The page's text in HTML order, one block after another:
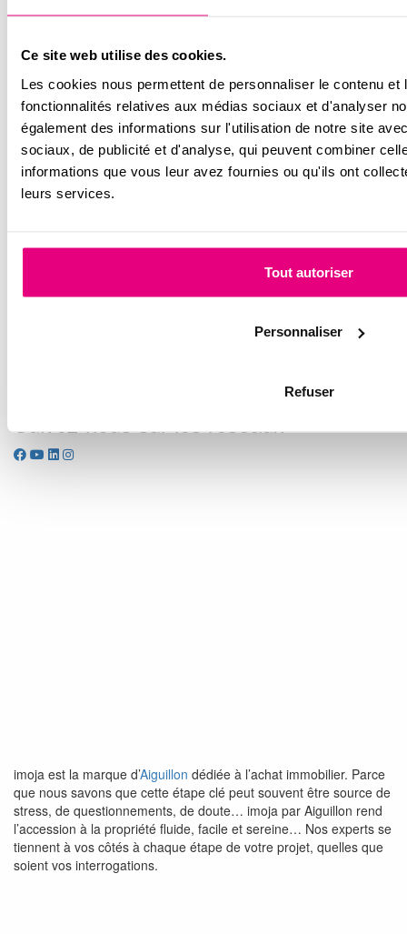
Ce site web utilise des cookies.
Les cookies nous permettent de personnaliser le contenu
fonctionnalités relatives aux médias sociaux et d'analyser
également des informations sur l'utilisation de notre site
sociaux, de publicité et d'analyse, qui peuvent combiner
informations que vous leur avez fournies ou qu'ils ont
leurs services.
Tout autoriser
Personnaliser
Refuser
Départ en vacances : 10 conseils avant de partir !
Départ en vacances : 10 conseils avant de partir ! Les vacances
approchent et vous…
Plus d'actus
Newsletter
Suivez-nous sur les réseaux
imoja est la marque d’Aiguillon dédiée à l’achat immobilier. Parce
que nous savons que cette étape clé peut souvent être source de
stress, de questionnements, de doute… imoja par Aiguillon rend
l’accession à la propriété fluide, facile et sereine… Nos experts se
tiennent à vos côtés à chaque étape de votre projet, quelles que
soient vos interrogations.